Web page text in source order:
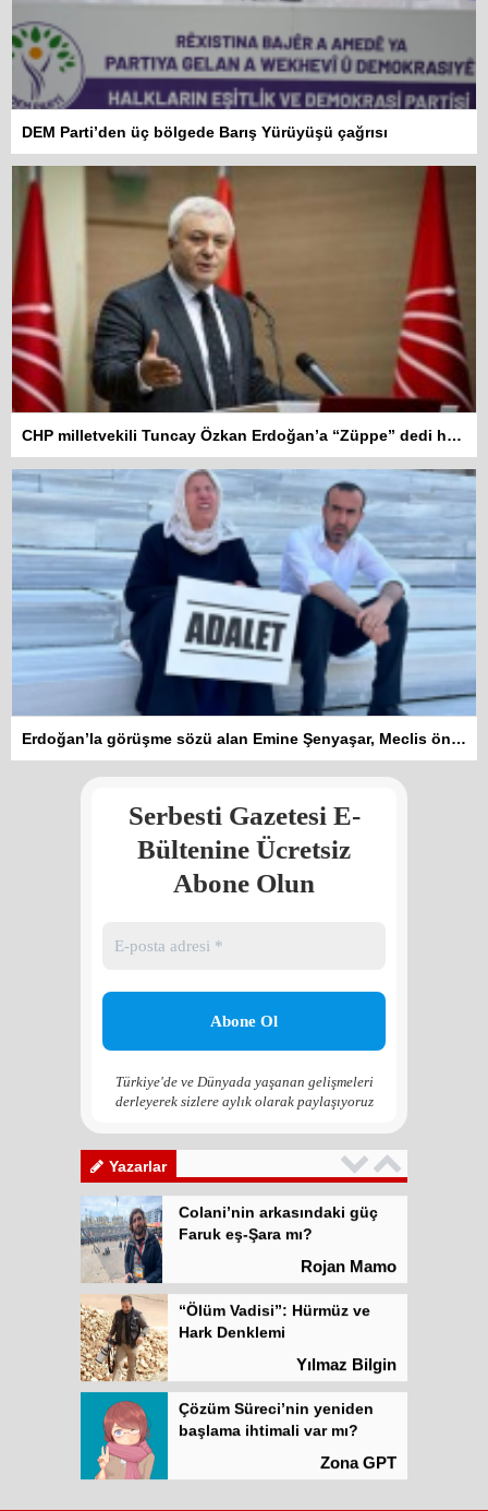
DEM Parti’den üç bölgede Barış Yürüyüşü çağrısı
CHP milletvekili Tuncay Özkan Erdoğan’a “Züppe” dedi hakkında soruşturma açıldı
Erdoğan’la görüşme sözü alan Emine Şenyaşar, Meclis önündeki eylemine ara verdi
Serbesti Gazetesi E-
Bültenine Ücretsiz
Abone Olun
Türkiye'de ve Dünyada yaşanan gelişmeleri
derleyerek sizlere aylık olarak paylaşıyoruz
Yazarlar
Kadına şiddet “Devlet” eliyle
meşrulaştırılıyor
Atilla Yüceak
Colani’nin arkasındaki güç
Faruk eş-Şara mı?
Hark Denklemi
Çözüm Süreci’nin yeniden
Kadına şiddet “Devlet” eliyle
meşrulaştırılıyor
Atilla Yüceak
Colani’nin arkasındaki güç
Faruk eş-Şara mı?
Rojan Mamo
“Ölüm Vadisi”: Hürmüz ve
Hark Denklemi
Yılmaz Bilgin
Çözüm Süreci’nin yeniden
başlama ihtimali var mı?
Zona GPT